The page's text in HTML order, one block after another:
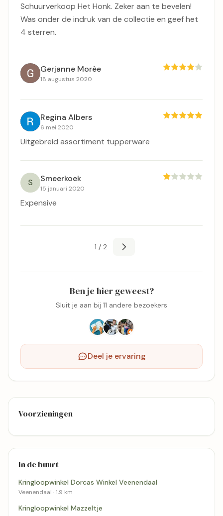
Schuurverkoop Het Honk. Zeker aan te bevelen!
Was onder de indruk van de collectie en geef het
4 sterren.
Gerjanne Morèe
18 augustus 2020
Regina Albers
6 mei 2020
Uitgebreid assortiment tupperware
S Smeerkoek
15 januari 2020
Expensive
1 / 2
Ben je hier geweest?
Sluit je aan bij 11 andere bezoekers
Deel je ervaring
Voorzieningen
In de buurt
Kringloopwinkel Dorcas Winkel Veenendaal
Veenendaal · 1,9 km
Kringloopwinkel Mazzeltje